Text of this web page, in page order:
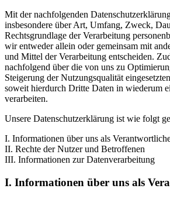
Mit der nachfolgenden
insbesondere über Art, Umfang, Zweck,
Rechtsgrundlage der Verarbeitung
wir entweder allein oder gemeinsam mit
und Mittel der Verarbeitung entscheiden.
nachfolgend über die von uns zu
Steigerung der Nutzungsqualität
soweit hierdurch Dritte Daten in wiederum
verarbeiten.
Unsere Datenschutzerklärung ist wie folgt
I. Informationen über uns als
II. Rechte der Nutzer und Betroffenen
III. Informationen zur Datenverarbeitung
I. Informationen über uns als